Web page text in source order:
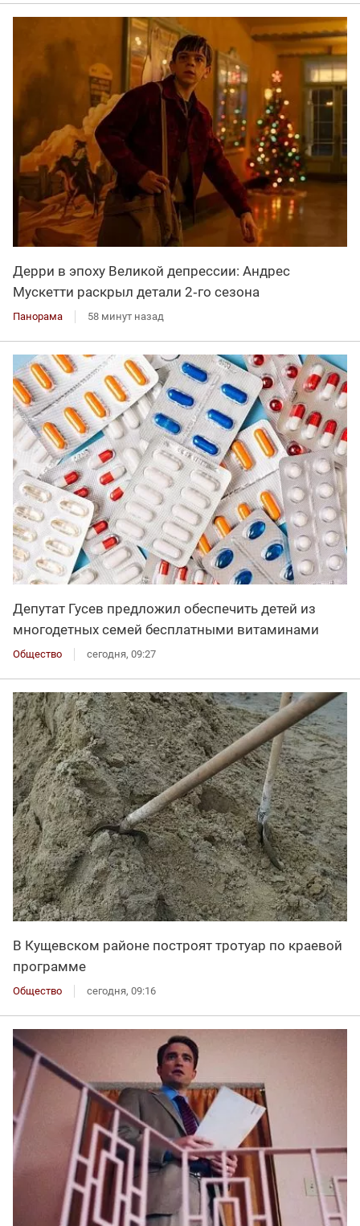
Дерри в эпоху Великой депрессии: Андрес
Мускетти раскрыл детали 2‑го сезона
Панорама 58 минут назад
Депутат Гусев предложил обеспечить детей из
многодетных семей бесплатными витаминами
Общество сегодня, 09:27
В Кущевском районе построят тротуар по краевой
программе
Общество сегодня, 09:16